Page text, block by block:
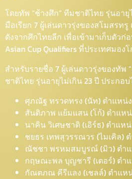
โดยทัพ “ช้างศึก” ทีมชาติไทย รุ่นอายุ
มือเรียก 7 ผู้เล่นดาวรุ่งของสโมสรท
ดังจากศึกไทยลีก เพื่อเข้ามาเก็บตัวก่
Asian Cup Qualifiers ที่ประเทศมองโ
สำหรับรายชื่อ 7 ผู้เล่นดาวรุ่งของทัพ
ชาติไทย รุ่นอายุไม่เกิน 23 ปี ประกอบ
ศุภณัฐ ทรวดทรง (นัท) ตำแหน่
สันติภาพ แย้มแสน (โก้) ตำแห
นาคิน วิเศษชาติ (เอิร์ธ) ตำแห
ชยธร เทพสุวรรณวร (ไมเคิล)
ณัชชา พรหมสมบูรณ์ (มิว) ตำแ
กฤษณะพล บุญชารี (เตอร์) ตำ
กัณตภณ คีรีแลง (เชลล์) ตำแห